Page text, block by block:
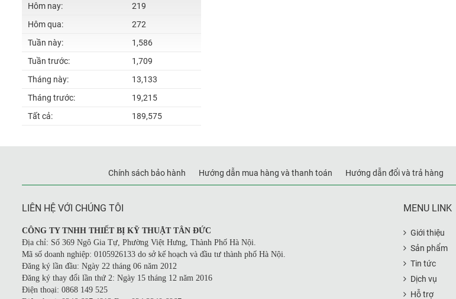
Hôm nay:
219
Hôm qua:
272
Tuần này:
1,586
Tuần trước:
1,709
Tháng này:
13,133
Tháng trước:
19,215
Tất cả:
189,575
Chính sách bảo hành Hướng dẫn mua hàng và thanh toán Hướng dẫn đổi và trả hàng
LIÊN HỆ VỚI CHÚNG TÔI
CÔNG TY TNHH THIẾT BỊ KỸ THUẬT TÂN ĐỨC
Địa chỉ: Số 369 Ngô Gia Tự, Phường Việt Hưng, Thành Phố Hà Nội.
Mã số doanh nghiệp: 0105926133 do sở kế hoạch và đầu tư thành phố Hà Nội.
Đăng ký lần đầu: Ngày 22 tháng 06 năm 2012
Đăng ký thay đổi lần thứ 2: Ngày 15 tháng 12 năm 2016
Điện thoại: 0868 149 525
MENU LINK
Giới thiệu
Sản phẩm
Tin tức
Dịch vụ
Hỗ trợ